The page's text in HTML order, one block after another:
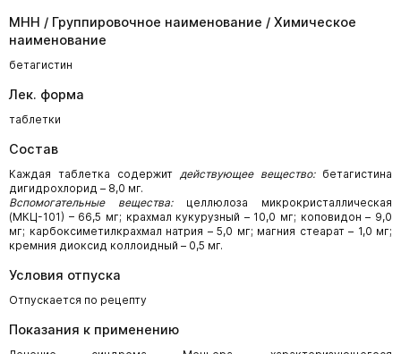
МНН / Группировочное наименование / Химическое
наименование
бетагистин
Лек. форма
таблетки
Состав
Каждая таблетка содержит действующее вещество:бетагистина
дигидрохлорид – 8,0 мг.
Вспомогательные вещества:целлюлоза микрокристаллическая
(МКЦ-101) – 66,5 мг; крахмал кукурузный – 10,0 мг; коповидон – 9,0
мг; карбоксиметилкрахмал натрия – 5,0 мг; магния стеарат – 1,0 мг;
кремния диоксид коллоидный – 0,5 мг.
Условия отпуска
Отпускается по рецепту
Показания к применению